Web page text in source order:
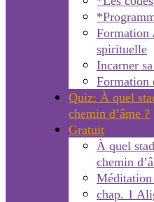
Formation
spirituelle
Incarner
Formation
Quiz: À quel
chemin d’âme ?
Gratuit
À quel
chemin
Méditation
chap. 1